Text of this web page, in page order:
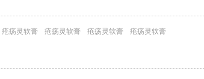
疮疡灵软膏 疮疡灵软膏 疮疡灵软膏 疮疡灵软膏